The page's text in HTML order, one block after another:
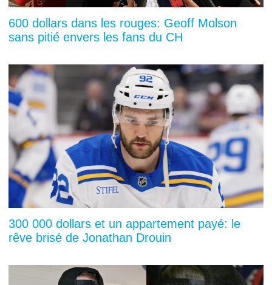
600 dollars dans les rouges: Geoff Molson
sans pitié envers les fans du CH
300 000 dollars et un appartement payé: le
rêve brisé de Jonathan Drouin